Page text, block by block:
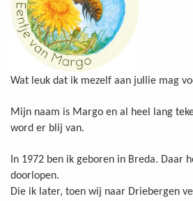
Wat leuk dat ik mezelf aan jullie mag
Mijn naam is Margo en al heel lang
word er blij van.
In 1972 ben ik geboren in Breda. Daar
doorlopen.
Die ik later, toen wij naar Driebergen